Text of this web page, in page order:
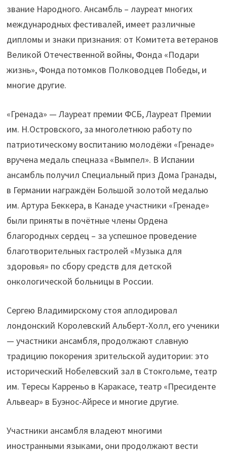
звание Народного. Ансамбль – лауреат многих
международных фестивалей, имеет различные
дипломы и знаки признания: от Комитета ветеранов
Великой Отечественной войны, Фонда «Подари
жизнь», Фонда потомков Полководцев Победы, и
многие другие.
«Гренада» — Лауреат премии ФСБ, Лауреат Премии
им. Н.Островского, за многолетнюю работу по
патриотическому воспитанию молодёжи «Гренаде»
вручена медаль спецназа «Вымпел». В Испании
ансамбль получил Специальный приз Дома Гранады,
в Германии награждён Большой золотой медалью
им. Артура Беккера, в Канаде участники «Гренаде»
были приняты в почётные члены Ордена
благородных сердец – за успешное проведение
благотворительных гастролей «Музыка для
здоровья» по сбору средств для детской
онкологической больницы в России.
Сергею Владимирскому стоя аплодировал
лондонский Королевский Альберт-Холл, его ученики
— участники ансамбля, продолжают славную
традицию покорения зрительской аудитории: это
исторический Нобелевский зал в Стокгольме, театр
им. Тересы Карреньо в Каракасе, театр «Пресиденте
Альвеар» в Буэнос-Айресе и многие другие.
Участники ансамбля владеют многими
иностранными языками, они продолжают вести